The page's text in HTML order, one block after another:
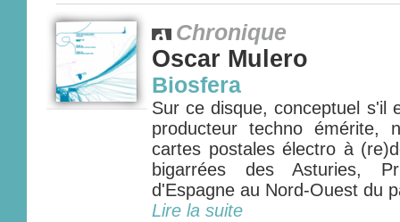
Chronique
Oscar Mulero
Biosfera
Sur ce disque, conceptuel s'il
producteur techno émérite,
cartes postales électro à
bigarrées des Asturies,
d'Espagne au Nord-Ouest du
Lire la suite